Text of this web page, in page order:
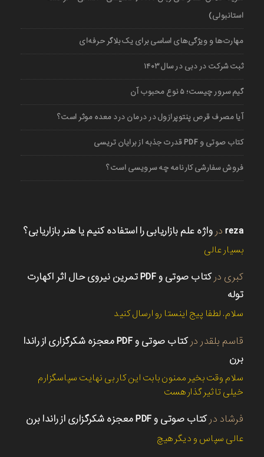
استانبولی)
مهارت‌ها و ویژگی‌های اساسی برای یک بلاگر حرفه‌ای
ثبت شرکت در دبی در سال ۱۴۰۳
گیم سرور چیست؛ ۵ نوع محبوب آن
آیا مصرف قرص پنتوپرازول در درمان درد معده موثر است؟
کتاب صوتی و PDF قدرت جذبه از برایان تریسی
فروش سفارشی کارنامه چه سرویسی است؟
reza در واژه علم بازاریابی را استفاده کنیم یا هنر بازاریابی؟
بسیار عالی
کبری در
کتاب صوتی و PDF تمرین نیروی حال اثر اکهارت
توله
سلام. لطفا پیج اینستا رو ارسال کنید
قاسم بلقدر در
کتاب صوتی و PDF معجزه شکرگزاری از راندا
برن
سلام وقت بخیر ممنون بابت این کار بی نهایت سپاسگزارم
خیلی تاثیر گذار هست
فرشاد درکتاب صوتی و PDF معجزه شکرگزاری از راندا برن
عالی سپاس و دیگر هیچ